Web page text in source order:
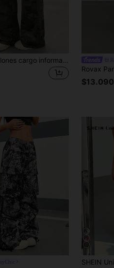
Flirla Pantalones cargo informales de mujer con estampado de camuflaje para primavera y otoño
$13.090